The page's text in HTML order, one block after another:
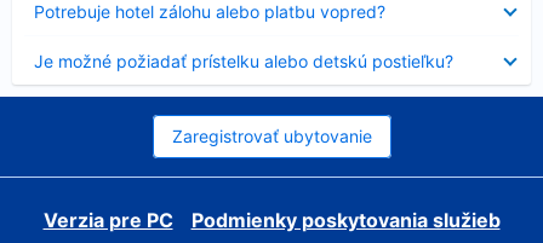
Potrebuje hotel zálohu alebo platbu vopred?
sa
Je možné požiadať prístelku alebo detskú postieľku?
sa
Zaregistrovať ubytovanie
Verzia pre PC
Podmienky poskytovania služieb